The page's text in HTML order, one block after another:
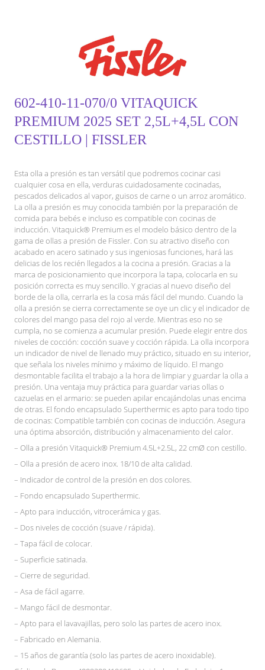
602-410-11-070/0 VITAQUICK
PREMIUM 2025 SET 2,5L+4,5L CON
CESTILLO | FISSLER
Esta olla a presión es tan versátil que podremos cocinar casi
cualquier cosa en ella, verduras cuidadosamente cocinadas,
pescados delicados al vapor, guisos de carne o un arroz aromático.
La olla a presión es muy conocida también por la preparación de
comida para bebés e incluso es compatible con cocinas de
inducción. Vitaquick® Premium es el modelo básico dentro de la
gama de ollas a presión de Fissler. Con su atractivo diseño con
acabado en acero satinado y sus ingeniosas funciones, hará las
delicias de los recién llegados a la cocina a presión. Gracias a la
marca de posicionamiento que incorpora la tapa, colocarla en su
posición correcta es muy sencillo. Y gracias al nuevo diseño del
borde de la olla, cerrarla es la cosa más fácil del mundo. Cuando la
olla a presión se cierra correctamente se oye un clic y el indicador de
colores del mango pasa del rojo al verde. Mientras eso no se
cumpla, no se comienza a acumular presión. Puede elegir entre dos
niveles de cocción: cocción suave y cocción rápida. La olla incorpora
un indicador de nivel de llenado muy práctico, situado en su interior,
que señala los niveles mínimo y máximo de líquido. El mango
desmontable facilita el trabajo a la hora de limpiar y guardar la olla a
presión. Una ventaja muy práctica para guardar varias ollas o
cazuelas en el armario: se pueden apilar encajándolas unas encima
de otras. El fondo encapsulado Superthermic es apto para todo tipo
de cocinas: Compatible también con cocinas de inducción. Asegura
una óptima absorción, distribución y almacenamiento del calor.
– Olla a presión Vitaquick® Premium 4.5L+2.5L, 22 cmØ con cestillo.
– Olla a presión de acero inox. 18/10 de alta calidad.
– Indicador de control de la presión en dos colores.
– Fondo encapsulado Superthermic.
– Apto para inducción, vitrocerámica y gas.
– Dos niveles de cocción (suave / rápida).
– Tapa fácil de colocar.
– Superficie satinada.
– Cierre de seguridad.
– Asa de fácil agarre.
– Mango fácil de desmontar.
– Apto para el lavavajillas, pero solo las partes de acero inox.
– Fabricado en Alemania.
– 15 años de garantía (solo las partes de acero inoxidable).